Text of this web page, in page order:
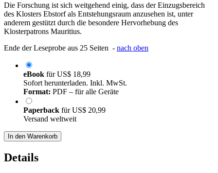
Die Forschung ist sich weitgehend einig, dass der Einzugsbereich
des Klosters Ebstorf als Entstehungsraum anzusehen ist, unter
anderem gestützt durch die besondere Hervorhebung des
Klosterpatrons Mauritius.
Ende der Leseprobe aus 25 Seiten - nach oben
eBook fürUS$ 18,99
Sofort herunterladen. Inkl. MwSt.
Format: PDF – für alle Geräte
Paperback fürUS$ 20,99
Versand weltweit
In den Warenkorb
Details